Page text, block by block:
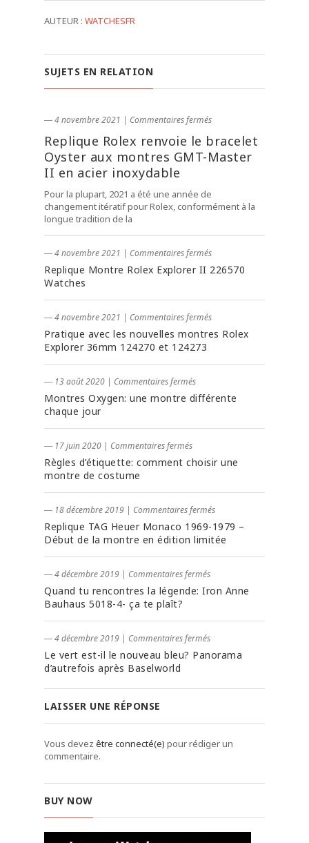
AUTEUR : WATCHESFR
SUJETS EN RELATION
― 4 novembre 2021 | Commentaires fermés
Replique Rolex renvoie le bracelet
Oyster aux montres GMT-Master
II en acier inoxydable
Pour la plupart, 2021 a été une année de
changement itératif pour Rolex, conformément à la
longue tradition de la
― 4 novembre 2021 | Commentaires fermés
Replique Montre Rolex Explorer II 226570
Watches
― 4 novembre 2021 | Commentaires fermés
Pratique avec les nouvelles montres Rolex
Explorer 36mm 124270 et 124273
― 13 août 2020 | Commentaires fermés
Montres Oxygen: une montre différente
chaque jour
― 17 juin 2020 | Commentaires fermés
Règles d’étiquette: comment choisir une
montre de costume
― 18 décembre 2019 | Commentaires fermés
Replique TAG Heuer Monaco 1969-1979 –
Début de la montre en édition limitée
― 4 décembre 2019 | Commentaires fermés
Quand tu rencontres la légende: Iron Anne
Bauhaus 5018-4- ça te plaît?
― 4 décembre 2019 | Commentaires fermés
Le vert est-il le nouveau bleu? Panorama
d’autrefois après Baselworld
LAISSER UNE RÉPONSE
Vous devez être connecté(e) pour rédiger un
commentaire.
BUY NOW